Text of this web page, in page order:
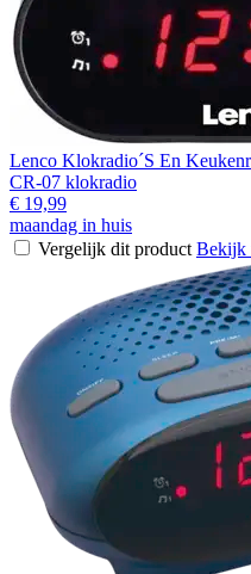
Lenco Klokradio´S En
CR-07 klokradio
€ 19,99
maandag in huis
Vergelijk dit product Bekijk